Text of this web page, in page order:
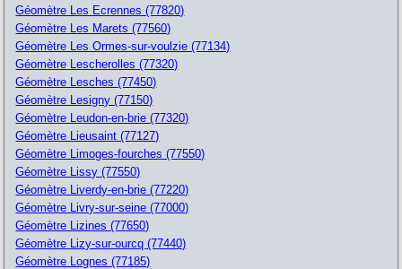
Géomètre Les Ecrennes (77820)
Géomètre Les Marets (77560)
Géomètre Les Ormes-sur-voulzie (77134)
Géomètre Lescherolles (77320)
Géomètre Lesches (77450)
Géomètre Lesigny (77150)
Géomètre Leudon-en-brie (77320)
Géomètre Lieusaint (77127)
Géomètre Limoges-fourches (77550)
Géomètre Lissy (77550)
Géomètre Liverdy-en-brie (77220)
Géomètre Livry-sur-seine (77000)
Géomètre Lizines (77650)
Géomètre Lizy-sur-ourcq (77440)
Géomètre Lognes (77185)